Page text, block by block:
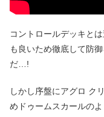
コントロールデッキと
も良いため徹底して防
だ…!
しかし序盤にアグロ ク
めドゥームスカールの